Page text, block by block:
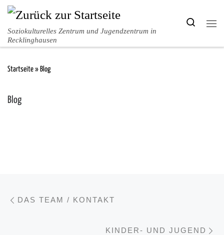
Zum Inhalt springen
Soziokulturelles Zentrum und Jugendzentrum in
Recklinghausen
Search
Startseite » Blog
Blog
DAS TEAM / KONTAKT
KINDER- UND JUGEND